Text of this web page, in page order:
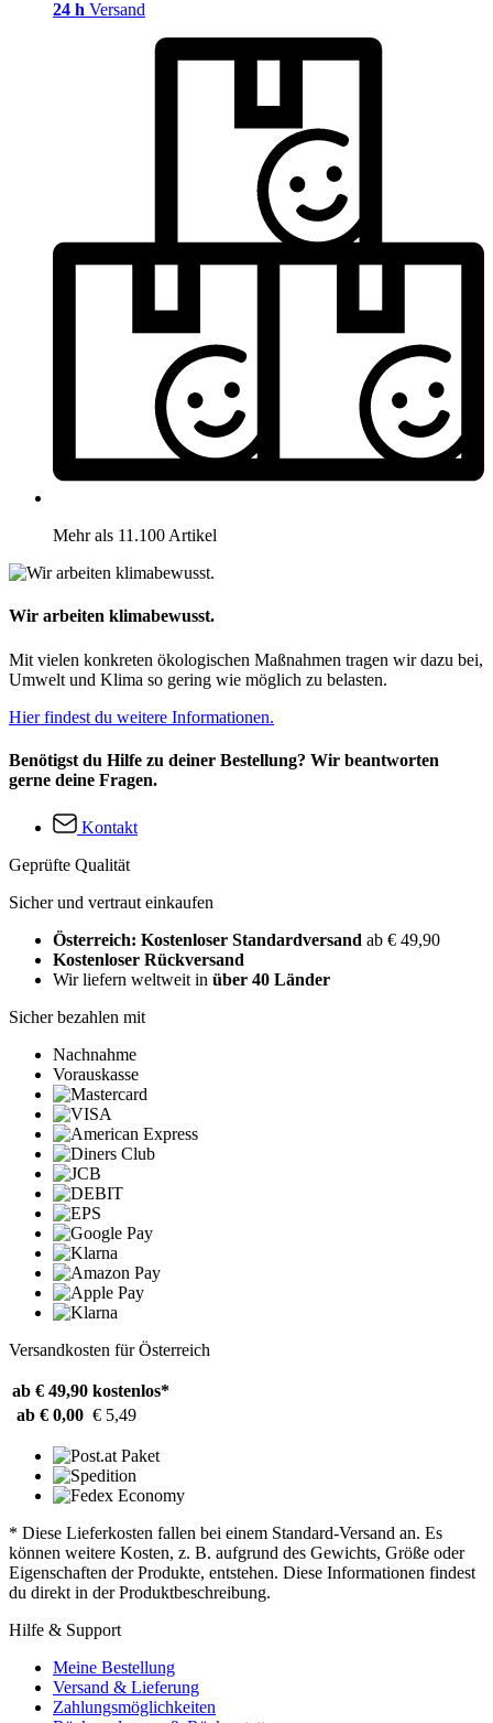
24 h Versand
Mehr als 11.100 Artikel
Wir arbeiten klimabewusst.
Mit vielen konkreten ökologischen Maßnahmen tragen wir dazu bei,
Umwelt und Klima so gering wie möglich zu belasten.
Hier findest du weitere Informationen.
Benötigst du Hilfe zu deiner Bestellung? Wir beantworten
gerne deine Fragen.
Kontakt
Geprüfte Qualität
Sicher und vertraut einkaufen
Österreich: Kostenloser Standardversand ab € 49,90
Kostenloser Rückversand
Wir liefern weltweit in über 40 Länder
Sicher bezahlen mit
Nachnahme
Vorauskasse
Versandkosten für Österreich
ab € 49,90 kostenlos*
ab € 0,00 € 5,49
* Diese Lieferkosten fallen bei einem Standard-Versand an. Es
können weitere Kosten, z. B. aufgrund des Gewichts, Größe oder
Eigenschaften der Produkte, entstehen. Diese Informationen findest
du direkt in der Produktbeschreibung.
Hilfe & Support
Meine Bestellung
Versand & Lieferung
Zahlungsmöglichkeiten